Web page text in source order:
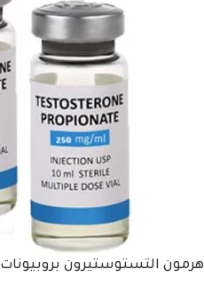
هرمون التستوستيرون بروبيونات